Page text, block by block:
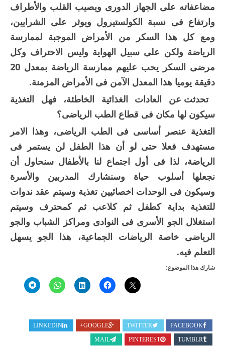
مضاعفاته على الجهاز الدورى ويصيب القلب والأطراف
وارتفاع فى نسبة الكولستيرول ويوثر على الشرايين،
ومع كل هذا السكر من الأمراض الموجبة لممارسة
الرياضة ولكن على سبيل الهواية وليس الاحتراف وكل
مرضى السكر يحب عليهم ممارسة الرياضة بمعدل 20
دقيقة يوميا هذا المعدل الآمن فى الأمراض المزمنة.
تحدثت عن العادات الغذائية الخاطئة، فهل التغذية
سيكون لها مكان فى قطاع الطب الرياضى؟
التغذية عنصر أساسى فى الطب الرياضى، وهذا الامر
مستهدف فعلا حتى لو أن هذا الطفل لن يستمر فى
الرياضة، لذا فى أول اجتماع لنا بالأطفال سنحاول أن
نجعلها أسلوب حياة وسنشارك المدربين والأسرة
وسيكون فى الوحدات اخصائيين تغذية وسيتم عقد ندوات
للتغذية بداية كطفل ثم كلاعب ثم كمحترف وسيتم
استغلال الجو الأسرى فى النوادى ومراكز الشباب والجو
الرياضى خاصة الرياضات الجماعية، هذا الجو يسهل
التعلم فيه.
شارك هذا الموضوع:
FACEBOOK
TWITTER
GOOGLE+
LINKEDIN
TUMBLR
PINTEREST
MAIL